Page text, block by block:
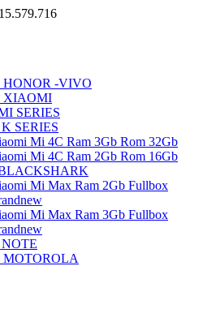
-VIVO
XIAOMI
SERIES
SERIES
Mi 4C Ram 3Gb Rom 32Gb
Mi 4C Ram 2Gb Rom 16Gb
Mi Max Ram 2Gb Fullbox
Mi Max Ram 3Gb Fullbox